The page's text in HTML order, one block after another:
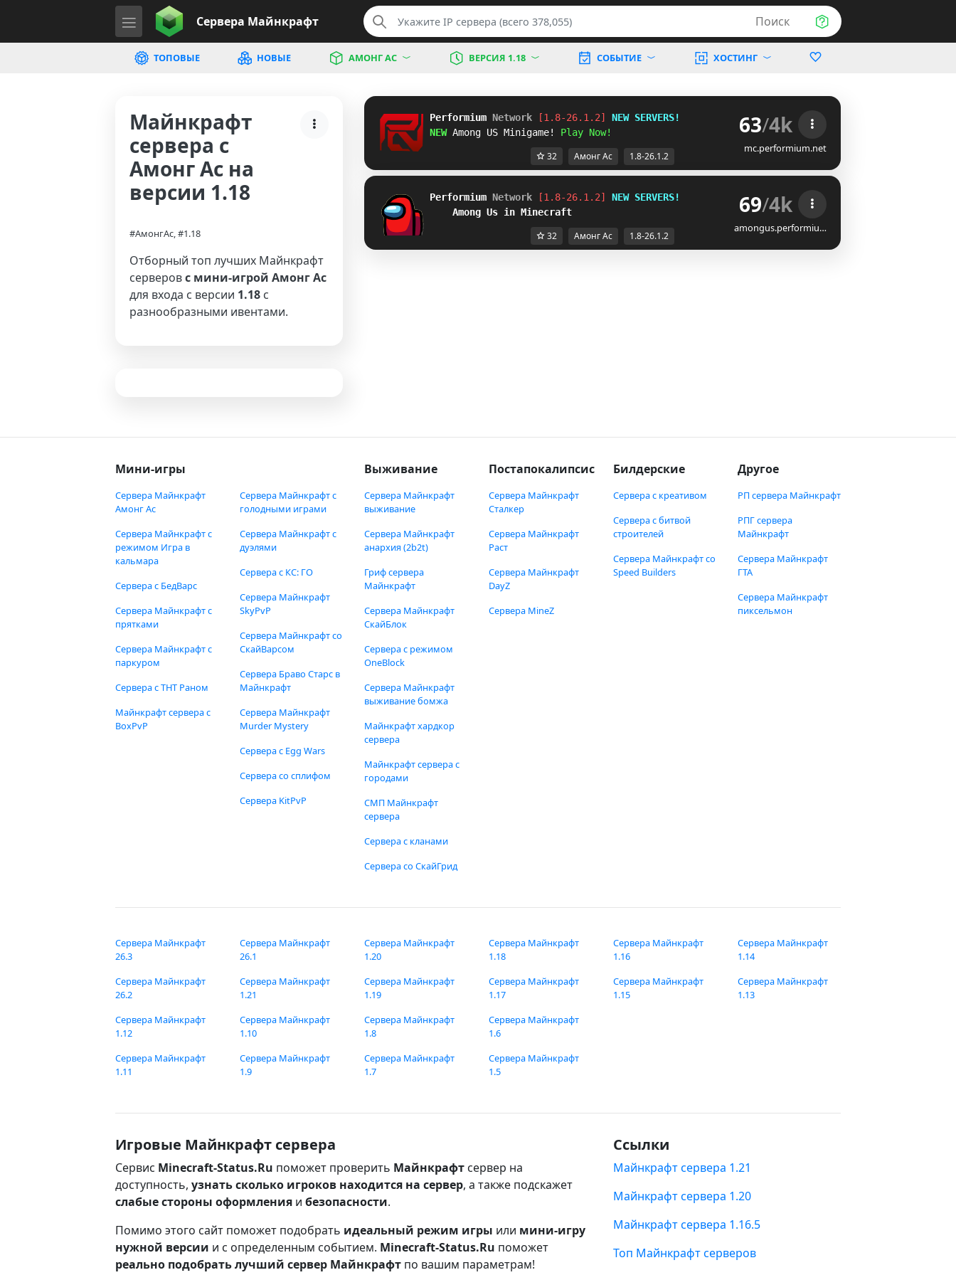
Сервера Майнкрафт Поиск
ТОПОВЫЕ НОВЫЕ АМОНГ АС ВЕРСИЯ 1.18 СОБЫТИЕ ХОСТИНГ
Майнкрафт
сервера с
Амонг Ас на
версии 1.18
#АмонгАс, #1.18
Отборный топ лучших Майнкрафт
серверовс мини-игрой Амонг Ас
для входа с версии 1.18 с
разнообразными ивентами.
Performium Network [1.8-26.1.2] NEW SERVERS!
NEW Among US Minigame! Play Now! 63/4k
mc.performium.net
32 Амонг Ас 1.8-26.1.2
Performium Network [1.8-26.1.2] NEW SERVERS!
Among Us in Minecraft
69/4k
amongus.performiu…
32 Амонг Ас 1.8-26.1.2
Мини-игры
Сервера Майнкрафт
Амонг Ас
Сервера Майнкрафт с
режимом Игра в
кальмара
Сервера с БедВарс
Сервера Майнкрафт с
прятками
Сервера Майнкрафт с
паркуром
Сервера с ТНТ Раном
Майнкрафт сервера с
BoxPvP
Сервера Майнкрафт с
голодными играми
Сервера Майнкрафт с
дуэлями
Сервера с КС: ГО
Сервера Майнкрафт
SkyPvP
Сервера Майнкрафт со
СкайВарсом
Сервера Браво Старс в
Майнкрафт
Сервера Майнкрафт
Murder Mystery
Сервера с Egg Wars
Сервера со сплифом
Сервера KitPvP
Выживание
Сервера Майнкрафт
выживание
Сервера Майнкрафт
анархия (2b2t)
Гриф сервера
Майнкрафт
Сервера Майнкрафт
СкайБлок
Сервера с режимом
OneBlock
Сервера Майнкрафт
выживание бомжа
Майнкрафт хардкор
сервера
Майнкрафт сервера с
городами
СМП Майнкрафт
сервера
Сервера с кланами
Сервера со СкайГрид
Постапокалипсис
Сервера Майнкрафт
Сталкер
Сервера Майнкрафт
Раст
Сервера Майнкрафт
DayZ
Сервера MineZ
Билдерские
Сервера с креативом
Сервера с битвой
строителей
Сервера Майнкрафт со
Speed Builders
Другое
РП сервера Майнкрафт
РПГ сервера
Майнкрафт
Сервера Майнкрафт
ГТА
Сервера Майнкрафт
пиксельмон
Сервера Майнкрафт
26.3
Сервера Майнкрафт
26.2
Сервера Майнкрафт
26.1
Сервера Майнкрафт
1.21
Сервера Майнкрафт
1.20
Сервера Майнкрафт
1.19
Сервера Майнкрафт
1.18
Сервера Майнкрафт
1.17
Сервера Майнкрафт
1.16
Сервера Майнкрафт
1.15
Сервера Майнкрафт
1.14
Сервера Майнкрафт
1.13
Сервера Майнкрафт
1.12
Сервера Майнкрафт
1.11
Сервера Майнкрафт
1.10
Сервера Майнкрафт
1.9
Сервера Майнкрафт
1.8
Сервера Майнкрафт
1.7
Сервера Майнкрафт
1.6
Сервера Майнкрафт
1.5
Игровые Майнкрафт сервера
Сервис Minecraft-Status.Ru поможет проверить Майнкрафт сервер на
доступность, узнать сколько игроков находится на сервер, а также подскажет
слабые стороны оформления и безопасности.
Помимо этого сайт поможет подобрать идеальный режим игры или мини-игру
нужной версии и с определенным событием. Minecraft-Status.Ru поможет
реально подобрать лучший сервер Майнкрафт по вашим параметрам!
Ссылки
Майнкрафт сервера 1.21
Майнкрафт сервера 1.20
Майнкрафт сервера 1.16.5
Топ Майнкрафт серверов